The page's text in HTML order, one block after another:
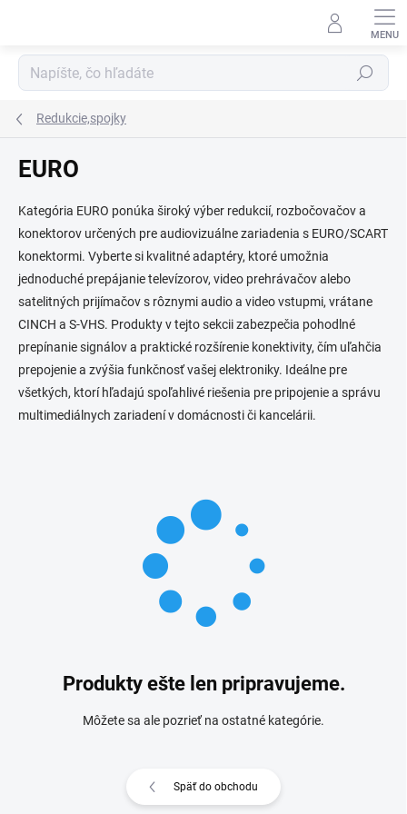
Hľadať
Redukcie,spojky
EURO
Kategória EURO ponúka široký výber redukcií, rozbočovačov a
konektorov určených pre audiovizuálne zariadenia s EURO/SCART
konektormi. Vyberte si kvalitné adaptéry, ktoré umožnia
jednoduché prepájanie televízorov, video prehrávačov alebo
satelitných prijímačov s rôznymi audio a video vstupmi, vrátane
CINCH a S-VHS. Produkty v tejto sekcii zabezpečia pohodlné
prepínanie signálov a praktické rozšírenie konektivity, čím uľahčia
prepojenie a zvýšia funkčnosť vašej elektroniky. Ideálne pre
všetkých, ktorí hľadajú spoľahlivé riešenia pre pripojenie a správu
multimediálnych zariadení v domácnosti či kancelárii.
Produkty ešte len pripravujeme.
Môžete sa ale pozrieť na ostatné kategórie.
Späť do obchodu